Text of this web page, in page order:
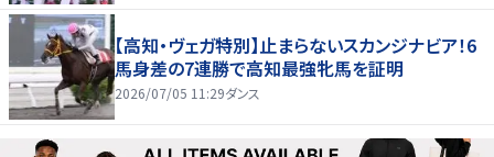
【高知・ヴェガ特別】止まらないスカンジナビア！6
馬身差の7連勝で高知最強牝馬を証明
2026/07/05 11:29ダンス